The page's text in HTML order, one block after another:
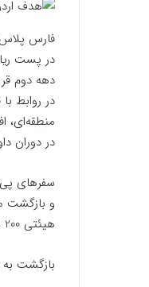
فارس
در پست
دهه دوم
در روابط
منطقه‌ای،
در دوران
سفرهای
و بازگشت
هیئتی 200 نفره شامگاه هفدهم ژوئیه برای بازدید از کشورهای عربستان، قطر و امارات متحده عربی راهی جده شد.
بازگشت